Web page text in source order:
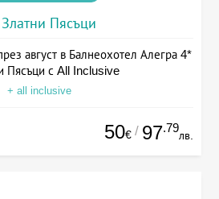
Златни Пясъци
август в Балнеохотел Алегра 4*
Пясъци с All Inclusive
+ all inclusive
50€ / 97.79
лв.